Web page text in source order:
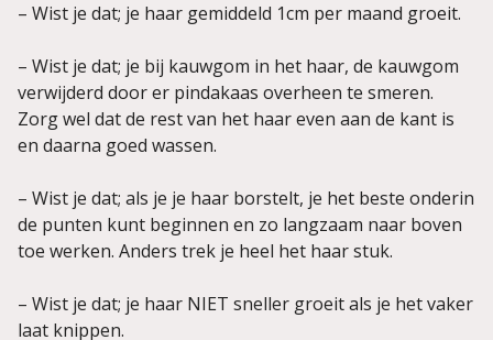
– Wist je dat; je haar gemiddeld 1cm per maand groeit.
– Wist je dat; je bij kauwgom in het haar, de kauwgom
verwijderd door er pindakaas overheen te smeren.
Zorg wel dat de rest van het haar even aan de kant is
en daarna goed wassen.
– Wist je dat; als je je haar borstelt, je het beste onderin
de punten kunt beginnen en zo langzaam naar boven
toe werken. Anders trek je heel het haar stuk.
– Wist je dat; je haar NIET sneller groeit als je het vaker
laat knippen.